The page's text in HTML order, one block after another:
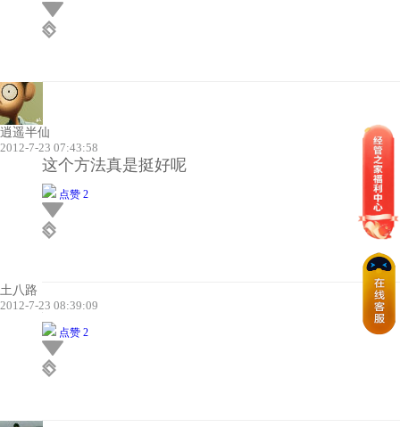
逍遥半仙
2012-7-23 07:43:58
这个方法真是挺好呢
点赞 2
土八路
2012-7-23 08:39:09
点赞 2